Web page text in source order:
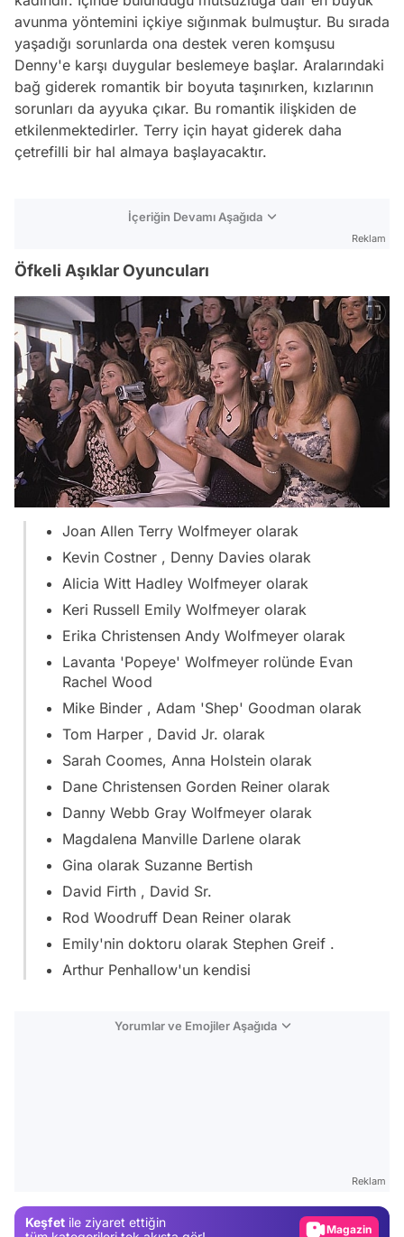
avunma yöntemini içkiye sığınmak bulmuştur. Bu sırada
yaşadığı sorunlarda ona destek veren komşusu
Denny'e karşı duygular beslemeye başlar. Aralarındaki
bağ giderek romantik bir boyuta taşınırken, kızlarının
sorunları da ayyuka çıkar. Bu romantik ilişkiden de
etkilenmektedirler. Terry için hayat giderek daha
çetrefilli bir hal almaya başlayacaktır.
İçeriğin Devamı Aşağıda
Reklam
Öfkeli Aşıklar Oyuncuları
Joan Allen Terry Wolfmeyer olarak
Kevin Costner , Denny Davies olarak
Alicia Witt Hadley Wolfmeyer olarak
Keri Russell Emily Wolfmeyer olarak
Erika Christensen Andy Wolfmeyer olarak
Lavanta 'Popeye' Wolfmeyer rolünde Evan
Rachel Wood
Mike Binder , Adam 'Shep' Goodman olarak
Tom Harper , David Jr. olarak
Sarah Coomes, Anna Holstein olarak
Dane Christensen Gorden Reiner olarak
Danny Webb Gray Wolfmeyer olarak
Magdalena Manville Darlene olarak
Gina olarak Suzanne Bertish
David Firth , David Sr.
Rod Woodruff Dean Reiner olarak
Emily'nin doktoru olarak Stephen Greif .
Arthur Penhallow'un kendisi
Yorumlar ve Emojiler Aşağıda
Reklam
Keşfet ile ziyaret ettiğin
Magazin